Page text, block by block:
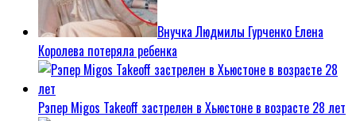
Внучка Людмилы Гурченко Елена
Королева потеряла ребенка
Рэпер Migos Takeoff застрелен в Хьюстоне в возрасте 28 лет